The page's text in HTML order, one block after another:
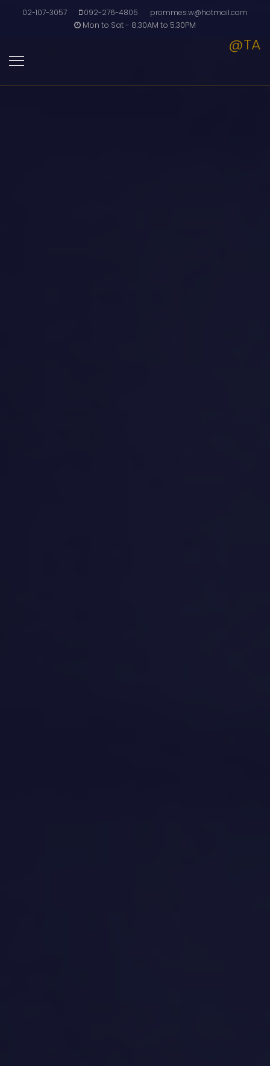
02-107-3057 092-276-4805
prommes.w@hotmail.com
Mon to Sat - 8.30AM to 5.30PM
@TA